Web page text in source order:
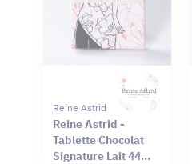
Reine Astrid
Reine Astrid -
Tablette Chocolat
Signature Lait 44%